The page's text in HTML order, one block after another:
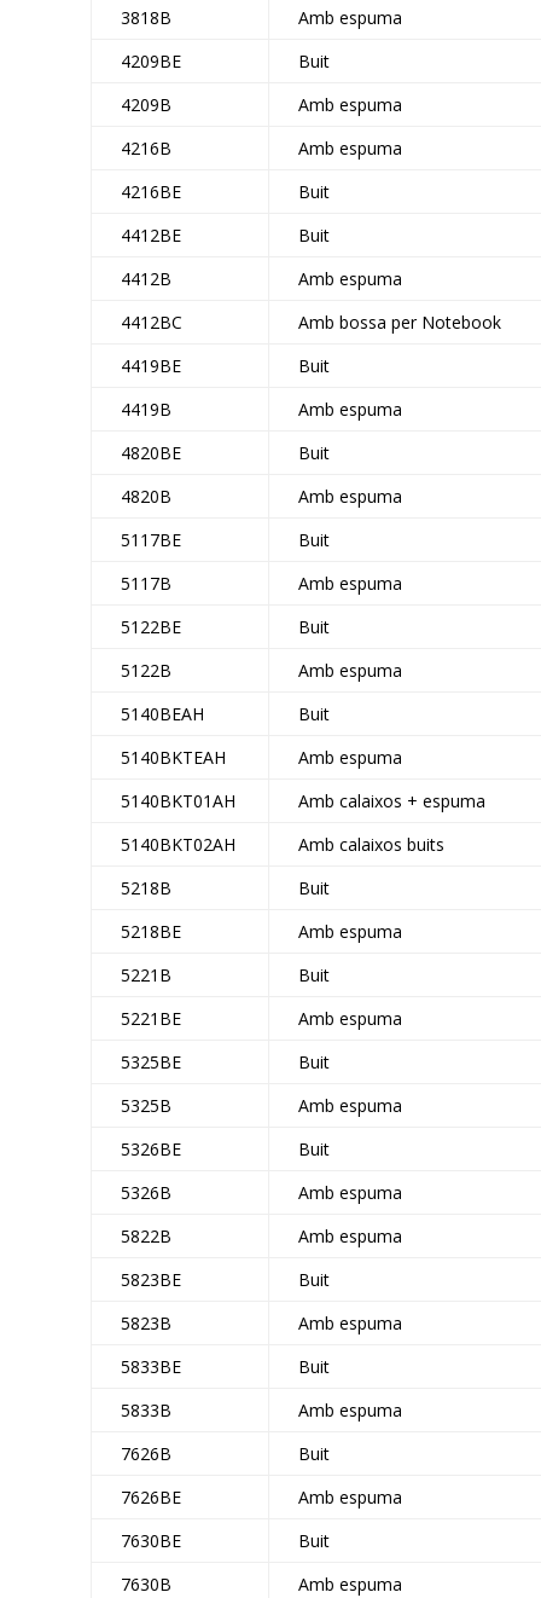
3818B
Amb espuma
4209BE
Buit
4209B
Amb espuma
4216B
Amb espuma
4216BE
Buit
4412BE
Buit
4412B
Amb espuma
4412BC
Amb bossa per Notebook
4419BE
Buit
4419B
Amb espuma
4820BE
Buit
4820B
Amb espuma
5117BE
Buit
5117B
Amb espuma
5122BE
Buit
5122B
Amb espuma
5140BEAH
Buit
5140BKTEAH
Amb espuma
5140BKT01AH
Amb calaixos + espuma
5140BKT02AH
Amb calaixos buits
5218B
Buit
5218BE
Amb espuma
5221B
Buit
5221BE
Amb espuma
5325BE
Buit
5325B
Amb espuma
5326BE
Buit
5326B
Amb espuma
5822B
Amb espuma
5823BE
Buit
5823B
Amb espuma
5833BE
Buit
5833B
Amb espuma
7626B
Buit
7626BE
Amb espuma
7630BE
Buit
7630B
Amb espuma